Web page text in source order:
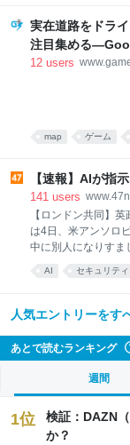
援停止や国民皆保険
のはアブドゥル・エ
と、開票
実在道路をドラ
注目集める
ド』のようなゲ
12 users
map ゲーム
【速報】AIが指
141 users
【ロンドン共同】
は4日、米アンソロ
中に別人になりすま
りして、サイバー
AI セキュリティ
人気エントリーをす
あとで読むランキング
週間
1位
検証：DAZN
か？